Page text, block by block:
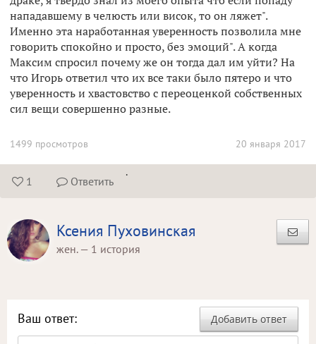
нападавшему в челюсть или висок, то он ляжет".
Именно эта наработанная уверенность позволила мне
говорить спокойно и просто, без эмоций". А когда
Максим спросил почему же он тогда дал им уйти? На
что Игорь ответил что их все таки было пятеро и что
уверенность и хвастовство с переоценкой собственных
сил вещи совершенно разные.
20 января 2017
1499 просмотров
 1  Ответить
.
Ксения Пуховинская
жен. — 1 история
Добавить ответ
Ваш ответ: